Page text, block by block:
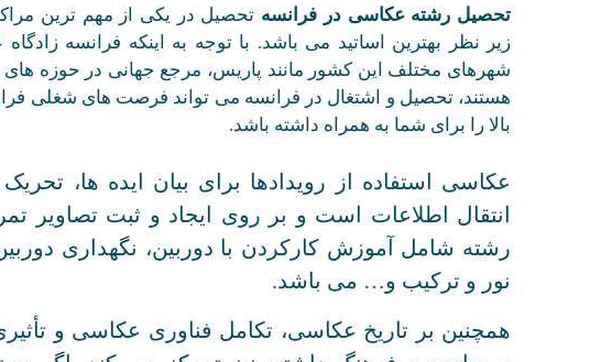
تحصیل رشته عکاسی در فرانسه تحصیل در یکی از مهم ترین
زیر نظر بهترین اساتید می باشد. با توجه به اینکه فرانسه
شهرهای مختلف این کشور مانند پاریس، مرجع جهانی در حوزه
هستند، تحصیل و اشتغال در فرانسه می تواند فرصت های شغلی
بالا را برای شما به همراه داشته باشد.
عکاسی استفاده از رویدادها برای بیان ایده ها،
انتقال اطلاعات است و بر روی ایجاد و ثبت تصاویر
رشته شامل آموزش کارکردن با دوربین، نگهداری
نور و ترکیب و… می باشد.
همچنین بر تاریخ عکاسی، تکامل فناوری عکاسی و